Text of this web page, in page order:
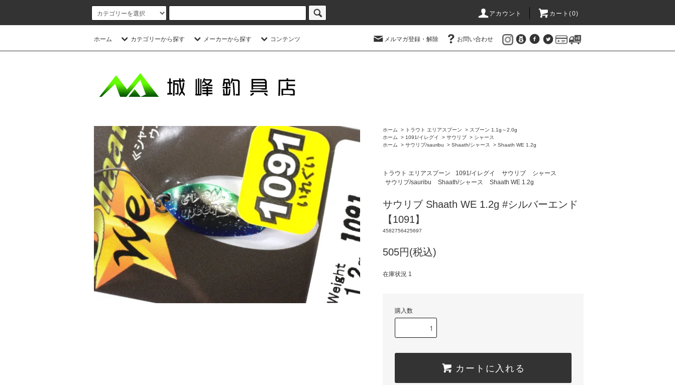
アカウント カート(0)
ホーム カテゴリーから探す メーカーから探す コンテンツ メルマガ登録・解除 お問い合わせ
ホーム > トラウト エリアスプーン > スプーン 1.1g～2.0g
ホーム
> 1091/イレグイ > サウリブ > シャース
ホーム
> サウリブ/sauribu > Shaath/シャース > Shaath WE 1.2g
トラウト エリアスプーン 1091/イレグイ サウリブ
シャース
サウリブ/sauribu
Shaath/シャース Shaath WE 1.2g
サウリブ Shaath WE 1.2g #シルバーエンド
【1091】
4582756425697
505円(税込)
在庫状況 1
購入数
カートに入れる